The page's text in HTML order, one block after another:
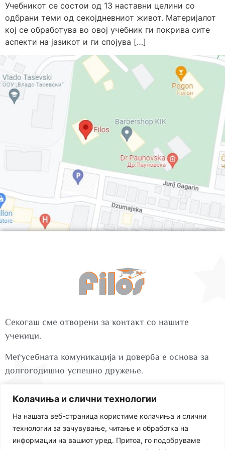
Колачиња и слични технологии
На нашата веб-страница користиме колачиња и слични
технологии за зачувување, читање и обработка на
информации на вашиот уред. Притоа, го подобруваме
Учебникот се состои од 13 наставни целини со
одбрани теми од секојдневниот живот. Материјалот
кој се обработува во овој учебник ги покрива сите
аспекти на јазикот и ги спојува […]
Секогаш сме отворени за контакт со нашите
ученици.
Меѓусебната комуникација и доверба е основа за
долгогодишно успешно дружење.
ул. Миле Поп Јорданов бр.72 1000 Скопје
+389 78 278 949